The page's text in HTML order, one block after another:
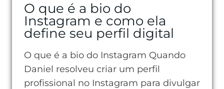
O que é a bio do
Instagram e como ela
define seu perfil digital
O que é a bio do Instagram Quando
Daniel resolveu criar um perfil
profissional no Instagram para divulgar